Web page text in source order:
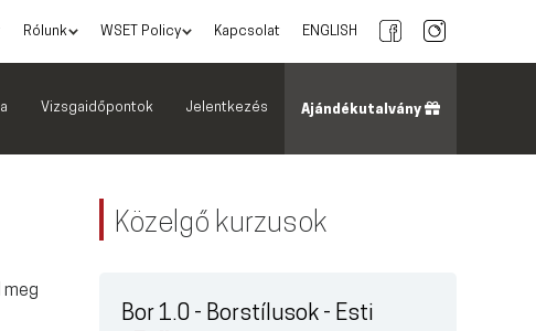
Rólunk WSET Policy Kapcsolat ENGLISH
Vizsgaidőpontok Jelentkezés Ajándékutalvány
meg
Közelgő kurzusok
Bor 1.0 - Borstílusok - Esti